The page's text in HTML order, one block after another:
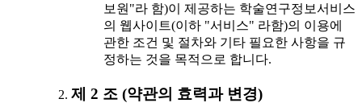
보원"라 함)이 제공하는 학술연구정보서비스
의 웹사이트(이하 "서비스" 라함)의 이용에
관한 조건 및 절차와 기타 필요한 사항을 규
정하는 것을 목적으로 합니다.
제 2 조 (약관의 효력과 변경)